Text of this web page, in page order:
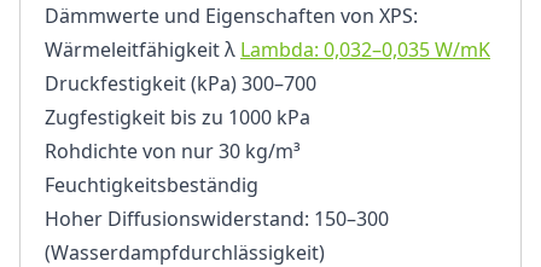
Dämmwerte und Eigenschaften von XPS:
Wärmeleitfähigkeit λ Lambda: 0,032–0,035 W/mK
Druckfestigkeit (kPa) 300–700
Zugfestigkeit bis zu 1000 kPa
Rohdichte von nur 30 kg/m³
Feuchtigkeitsbeständig
Hoher Diffusionswiderstand: 150–300
(Wasserdampfdurchlässigkeit)